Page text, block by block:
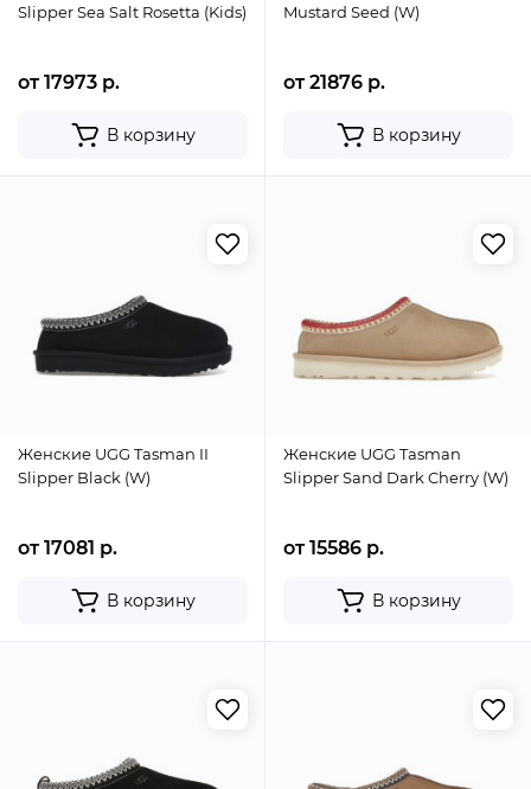
Slipper Sea Salt Rosetta (Kids)
от 17973 р.
В корзину
Mustard Seed (W)
от 21876 р.
В корзину
Женские UGG Tasman II
Slipper Black (W)
от 17081 р.
В корзину
Женские UGG Tasman
Slipper Sand Dark Cherry (W)
от 15586 р.
В корзину